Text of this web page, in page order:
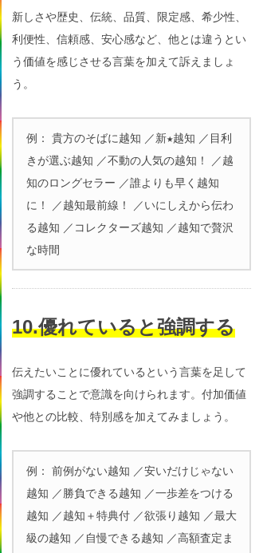
新しさや歴史、伝統、品質、限定感、希少性、
利便性、信頼感、安心感など、他とは違うとい
う価値を感じさせる言葉を加えて訴えましょ
う。
例： 貴方のそばに越知 ／新★越知 ／目利
きが選ぶ越知 ／不動の人気の越知！ ／越
知のロングセラー ／誰よりも早く越知
に！ ／越知最前線！ ／いにしえから伝わ
る越知 ／コレクターズ越知 ／越知で贅沢
な時間
10.優れていると強調する
伝えたいことに優れているという言葉を足して
強調することで意識を向けられます。付加価値
や他との比較、特別感を加えてみましょう。
例： 前例がない越知 ／安いだけじゃない
越知 ／勝負できる越知 ／一歩差をつける
越知 ／越知＋特典付 ／欲張り越知 ／最大
級の越知 ／自慢できる越知 ／高額査定ま